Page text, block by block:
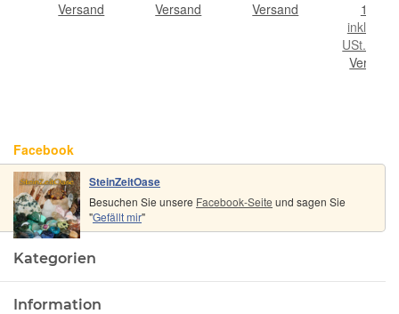
Durchm.,
Versand
Versand
Sonderqualität
Versand
- Gr.
AA-
- ca. 100
1 kg
inkl. 19%
USt. ,
Versand
Facebook
SteinZeitOase
Besuchen Sie unsere Facebook-Seite und sagen Sie
"Gefällt mir"
Kategorien
Information